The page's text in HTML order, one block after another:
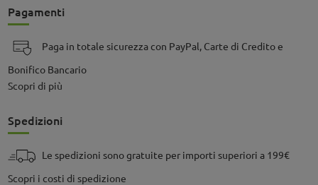
Pagamenti
Paga in totale sicurezza con PayPal, Carte di Credito e
Bonifico Bancario
Scopri di più
Spedizioni
Le spedizioni sono gratuite per importi superiori a 199€
Scopri i costi di spedizione